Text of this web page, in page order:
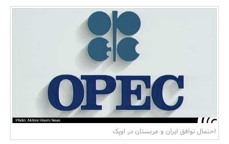
احتمال توافق ایران و عربستان در اوپک